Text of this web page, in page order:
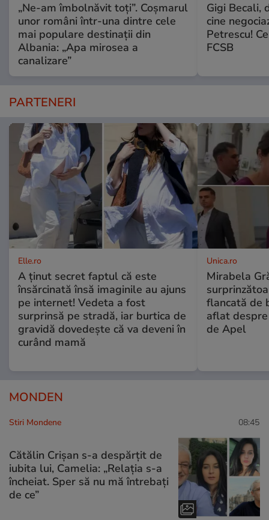
„Ne-am îmbolnăvit toți”. Coșmarul
unor români într-una dintre cele
mai populare destinații din
Albania: „Apa mirosea a
canalizare”
Gigi Becali,
cine
Petrescu!
FCSB
PARTENERI
Elle.ro
A ținut secret faptul că este
însărcinată însă imaginile au ajuns
pe internet! Vedeta a fost
surprinsă pe stradă, iar burtica de
gravidă dovedește că va deveni în
curând mamă
Unica.ro
Mirabela
flancată de
aflat
de Apel
MONDEN
Stiri Mondene 08:45
Cătălin Crișan s-a despărțit de
iubita lui, Camelia: „Relația s-a
încheiat. Sper să nu mă întrebați
de ce”